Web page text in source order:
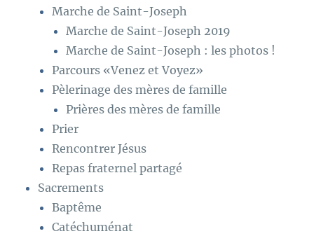
Marche de Saint-Joseph
Marche de Saint-Joseph 2019
Marche de Saint-Joseph : les photos !
Parcours «Venez et Voyez»
Pèlerinage des mères de famille
Prières des mères de famille
Prier
Rencontrer Jésus
Repas fraternel partagé
Sacrements
Baptême
Catéchuménat